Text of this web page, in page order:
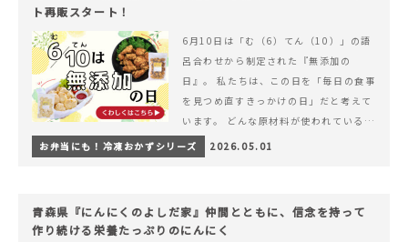
ト再販スタート！
6月10日は「む（6）てん（10）」の語
呂合わせから制定された『無添加の
日』。 私たちは、この日を「毎日の食事
を見つめ直すきっかけの日」だと考えて
います。 どんな原材料が使われているの
か。 どのようにつくられているのか。&
hellip; 続きを読む 【6月10日（無添加
お弁当にも！冷凍おかずシリーズ 2026.05.01
青森県『にんにくのよしだ家』仲間とともに、信念を持って
作り続ける栄養たっぷりのにんにく